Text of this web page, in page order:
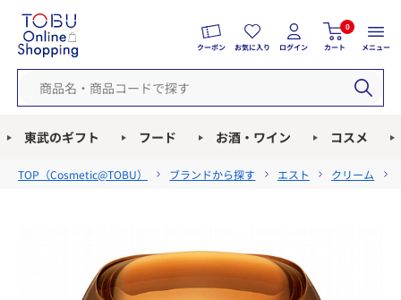
クーポン お気に入り ログイン
0
カート メニュー
東武のギフト フード お酒・ワイン コスメ
TOP（Cosmetic@TOBU） ブランドから探す エスト クリーム